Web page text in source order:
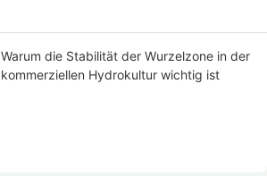
Warum die Stabilität der Wurzelzone in der
kommerziellen Hydrokultur wichtig ist